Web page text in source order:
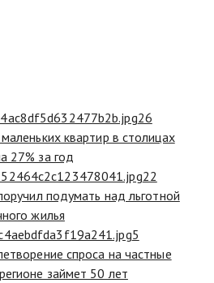
26
квартир в столицах
27% за год
22
подумать над льготной
жилья
5
спроса на частные
займет 50 лет